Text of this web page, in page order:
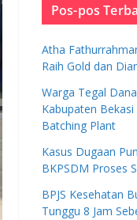
Pos-pos
Atha
Raih Gold dan
Warga Tegal
Kabupaten
Batching Plant
Kasus Dugaan
BKPSDM Proses
BPJS Kesehatan
Tunggu 8 Jam